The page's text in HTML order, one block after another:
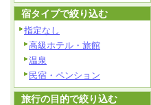
宿タイプで絞り込む
指定なし
高級ホテル・旅館
温泉
民宿・ペンション
旅行の目的で絞り込む